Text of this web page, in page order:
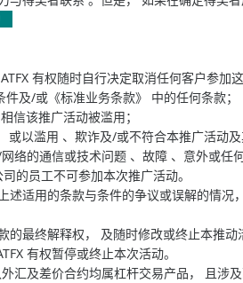
有权随时自行决定取消任何客户参加
及/或《标准业务条款》 中的任何条款；
信该推广活动被滥用；
或以滥用 、欺诈及/或不符合本推广活动及
络的通信或技术问题 、故障 、意外或任
的员工不可参加本次推广活动。
述适用的条款与条件的争议或误解的情况
的最终解释权， 及随时修改或终止本推
有权暂停或终止本次活动。
汇及差价合约均属杠杆交易产品， 且涉